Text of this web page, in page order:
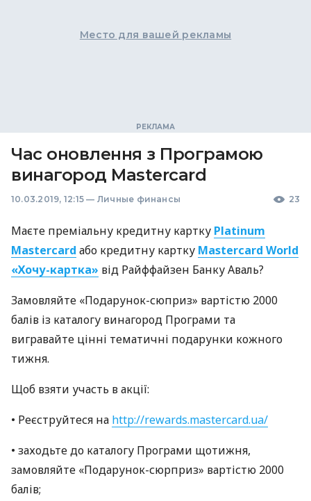
Место для вашей рекламы
Час оновлення з Програмою
винагород Mastercard
10.03.2019, 12:15 — Личные финансы 23
Маєте преміальну кредитну картку Platinum
Mastercard або кредитну картку Mastercard World
«Хочу-картка» від Райффайзен Банку Аваль?
Замовляйте «Подарунок-сюприз» вартістю 2000
балів із каталогу винагород Програми та
вигравайте цінні тематичні подарунки кожного
тижня.
Щоб взяти участь в акції:
• Реєструйтеся на http://rewards.mastercard.ua/
• заходьте до каталогу Програми щотижня,
замовляйте «Подарунок-сюрприз» вартістю 2000
балів;